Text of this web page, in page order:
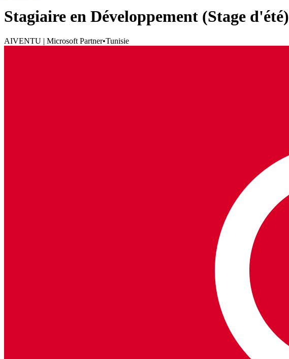
Stagiaire en Développement (Stage d'été)
AIVENTU | Microsoft Partner•Tunisie